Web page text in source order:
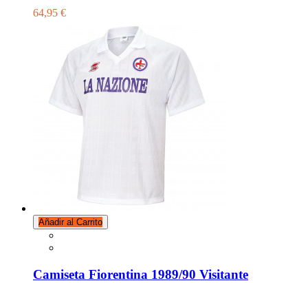
64,95 €
Añadir al Carrito
Camiseta Fiorentina 1989/90 Visitante